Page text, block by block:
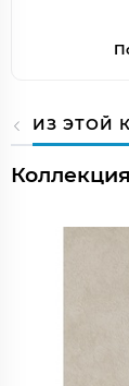
ИЗ ЭТОЙ
Коллекция